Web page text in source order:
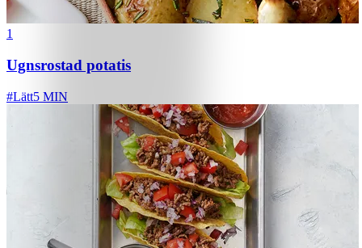
1
Ugnsrostad potatis
#Lätt5 MIN